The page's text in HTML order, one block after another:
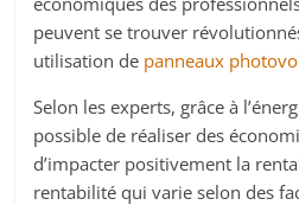
peuvent se trouver
utilisation de panneaux
Selon les experts, grâce à
possible de réaliser des
d’impacter positivement la
rentabilité qui varie selon des